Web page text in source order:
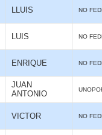
LLUIS NO
LUIS NO
ENRIQUE NO
JUAN
ANTONIO
VICTOR NO